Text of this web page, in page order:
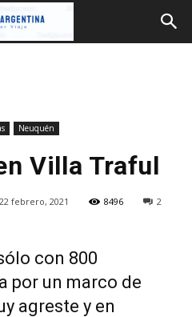
Neuquén
Villa Traful
22 febrero, 2021 8496 2
con 800
por un marco de
agreste y en